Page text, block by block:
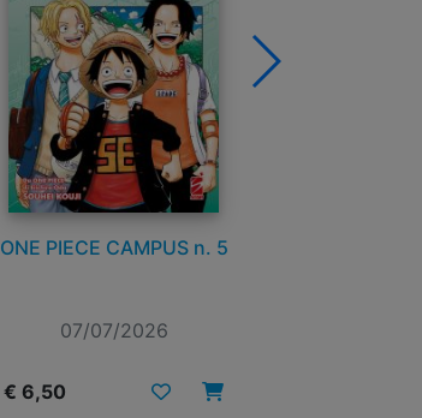
ONE PIECE CAMPUS n. 5
07/07/2026
€ 6,50